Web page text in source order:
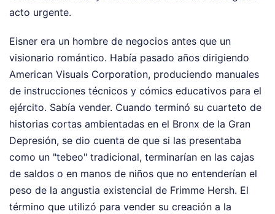
acto urgente.
Eisner era un hombre de negocios antes que un
visionario romántico. Había pasado años dirigiendo
American Visuals Corporation, produciendo manuales
de instrucciones técnicos y cómics educativos para el
ejército. Sabía vender. Cuando terminó su cuarteto de
historias cortas ambientadas en el Bronx de la Gran
Depresión, se dio cuenta de que si las presentaba
como un "tebeo" tradicional, terminarían en las cajas
de saldos o en manos de niños que no entenderían el
peso de la angustia existencial de Frimme Hersh. El
término que utilizó para vender su creación a la